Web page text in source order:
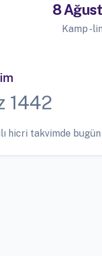
8
Kamp -
1442
hicri takvimde